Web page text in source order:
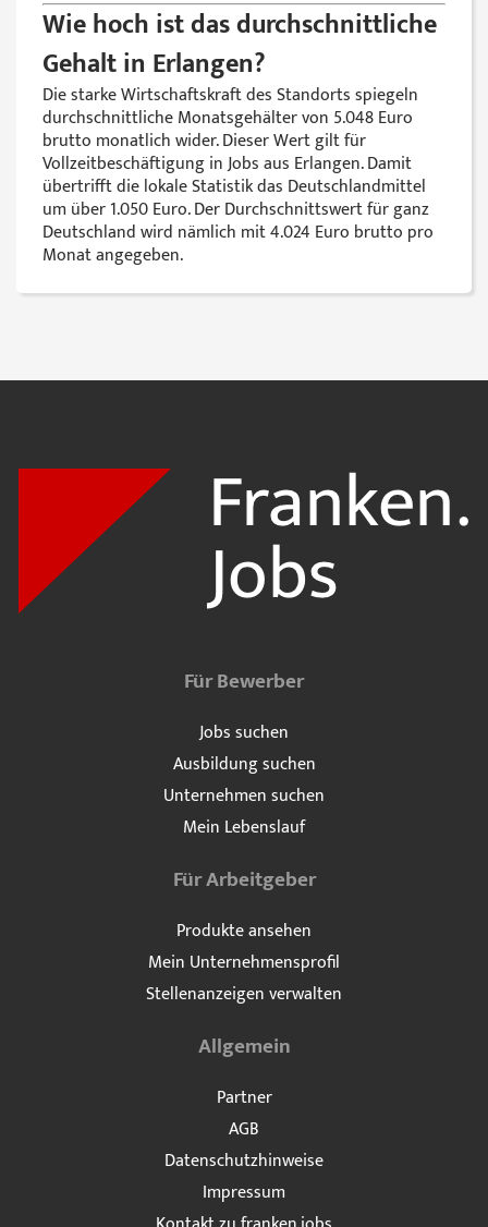
Wie hoch ist das durchschnittliche
Gehalt in Erlangen?
Die starke Wirtschaftskraft des Standorts spiegeln
durchschnittliche Monatsgehälter von 5.048 Euro
brutto monatlich wider. Dieser Wert gilt für
Vollzeitbeschäftigung in Jobs aus Erlangen. Damit
übertrifft die lokale Statistik das Deutschlandmittel
um über 1.050 Euro. Der Durchschnittswert für ganz
Deutschland wird nämlich mit 4.024 Euro brutto pro
Monat angegeben.
Für Bewerber
Jobs suchen
Ausbildung suchen
Unternehmen suchen
Mein Lebenslauf
Für Arbeitgeber
Produkte ansehen
Mein Unternehmensprofil
Stellenanzeigen verwalten
Allgemein
Partner
AGB
Datenschutzhinweise
Impressum